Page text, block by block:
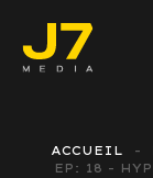
ACCUEIL
EP: 18 -